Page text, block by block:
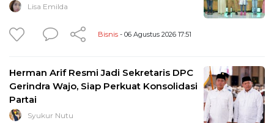
Lisa Emilda
Bisnis - 06 Agustus 2026 17:51
Herman Arif Resmi Jadi Sekretaris DPC
Gerindra Wajo, Siap Perkuat Konsolidasi
Partai
Syukur Nutu